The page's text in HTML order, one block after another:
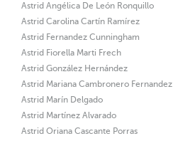
Astrid Angélica De León Ronquillo
Astrid Carolina Cartín Ramírez
Astrid Fernandez Cunningham
Astrid Fiorella Marti Frech
Astrid González Hernández
Astrid Mariana Cambronero Fernandez
Astrid Marín Delgado
Astrid Martínez Alvarado
Astrid Oriana Cascante Porras